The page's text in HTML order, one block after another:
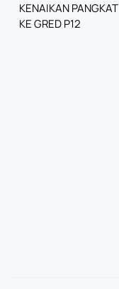
KENAIKAN PANGKAT
KE GRED P12